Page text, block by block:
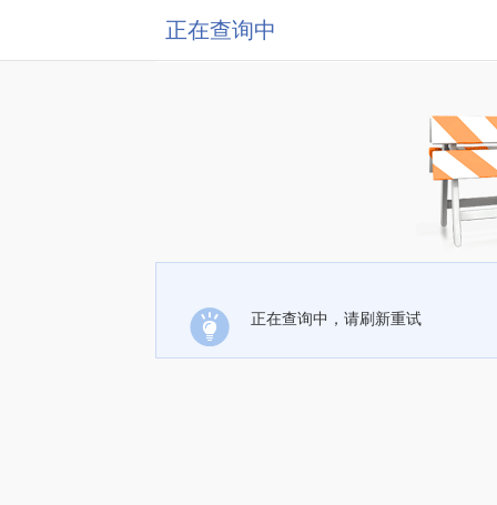
正在查询中
正在查询中，请刷新重试